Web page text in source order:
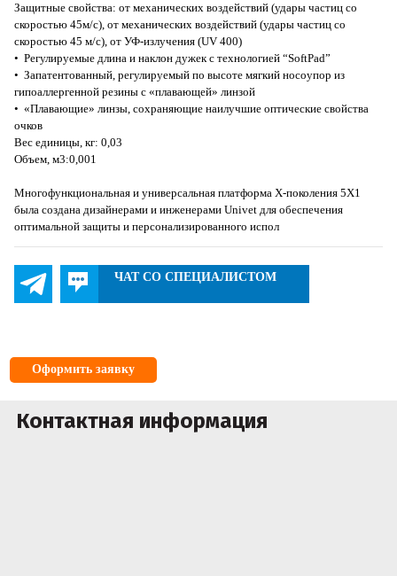
Защитные свойства: от механических воздействий (удары частиц со
скоростью 45м/с), от механических воздействий (удары частиц со
скоростью 45 м/с), от УФ-излучения (UV 400)
• Регулируемые длина и наклон дужек с технологией “SoftPad”
• Запатентованный, регулируемый по высоте мягкий носоупор из
гипоаллергенной резины с «плавающей» линзой
• «Плавающие» линзы, сохраняющие наилучшие оптические свойства
очков
Вес единицы, кг: 0,03
Объем, м3:0,001
Многофункциональная и универсальная платформа X-поколения 5X1
была создана дизайнерами и инженерами Univet для обеспечения
оптимальной защиты и персонализированного испол
ЧАТ СО СПЕЦИАЛИСТОМ
Оформить заявку
Контактная информация